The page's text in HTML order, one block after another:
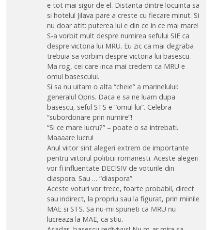
e tot mai sigur de el. Distanta dintre locuinta sa
si hotelul Jilava pare a creste cu fiecare minut. Si
nu doar atit: puterea lui e din ce in ce mai mare!
S-a vorbit mult despre numirea sefului SIE ca
despre victoria lui MRU. Eu zic ca mai degraba
trebuia sa vorbim despre victoria lui basescu.
Ma rog, cei care inca mai credem ca MRU e
omul basescului.
Si sa nu uitam o alta “cheie” a marinelului:
generalul Opris. Daca e sa ne luam dupa
basescu, seful STS e “omul lui”. Celebra
“subordonare prin numire”!
“Si ce mare lucru?” – poate o sa intrebati.
Maaaare lucru!
Anul viitor sint alegeri extrem de importante
pentru viitorul politicii romanesti. Aceste alegeri
vor fi influentate DECISIV de voturile din
diaspora. Sau … “diaspora”.
Aceste voturi vor trece, foarte probabil, direct
sau indirect, la propriu sau la figurat, prin miinile
MAE si STS. Sa nu-mi spuneti ca MRU nu
lucreaza la MAE, ca stiu.